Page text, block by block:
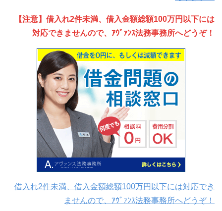
【注意】借入れ2件未満、借入金額総額100万円以下には
対応できませんので、ｱｳﾞｧﾝｽ法務事務所へどうぞ！
借入れ2件未満、借入金額総額100万円以下には対応でき
ませんので、ｱｳﾞｧﾝｽ法務事務所へどうぞ！